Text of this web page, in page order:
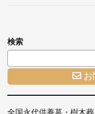
検索
全国永代供養墓・樹木